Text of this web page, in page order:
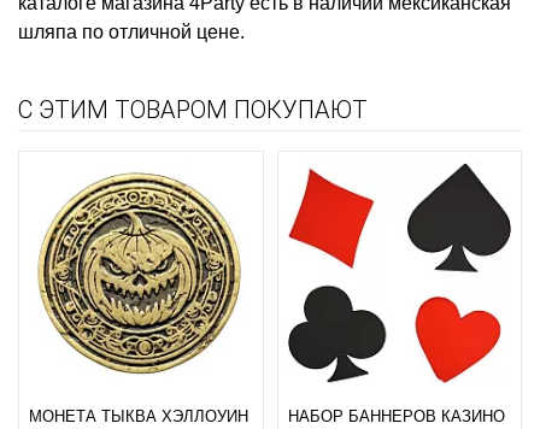
шляпа по отличной цене.
С ЭТИМ ТОВАРОМ ПОКУПАЮТ
МОНЕТА ТЫКВА ХЭЛЛОУИН
НАБОР БАННЕРОВ КАЗИНО